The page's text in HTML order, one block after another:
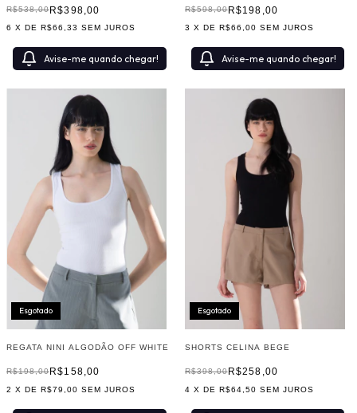
R$398,00
R$538,00
6 X DER$66,33 SEM JUROS
Avise-me quando chegar!
R$198,00
R$598,00
3 X DE R$66,00 SEM JUROS
Avise-me quando chegar!
Esgotado
REGATA NINI ALGODÃO OFF WHITE
R$158,00
R$198,00
2 X DER$79,00 SEM JUROS
Esgotado
SHORTS CELINA BEGE
R$258,00
R$398,00
4 X DE R$64,50 SEM JUROS